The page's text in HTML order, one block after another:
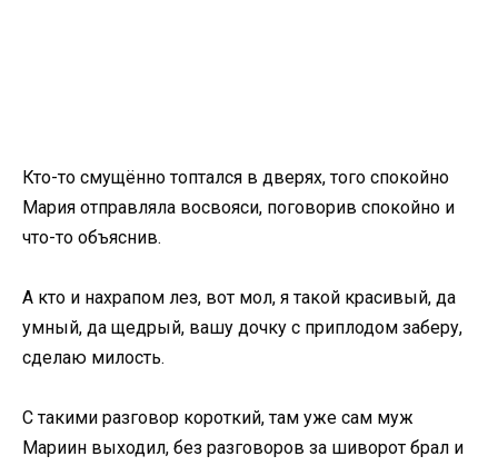
Кто-то смущённо топтался в дверях, того спокойно
Мария отправляла восвояси, поговорив спокойно и
что-то объяснив.
А кто и нахрапом лез, вот мол, я такой красивый, да
умный, да щедрый, вашу дочку с приплодом заберу,
сделаю милость.
С такими разговор короткий, там уже сам муж
Мариин выходил, без разговоров за шиворот брал и